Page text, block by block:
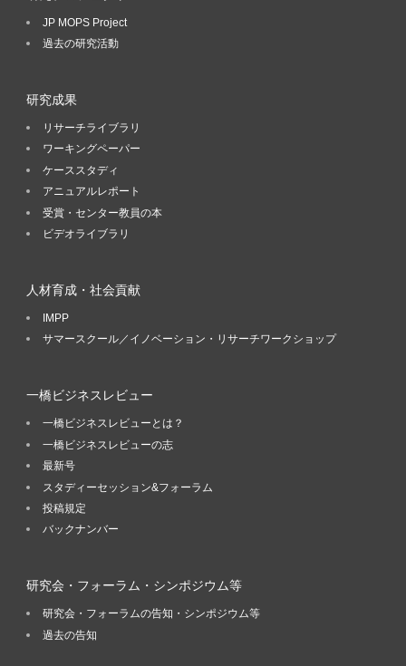
JP MOPS Project
過去の研究活動
研究成果
リサーチライブラリ
ワーキングペーパー
ケーススタディ
アニュアルレポート
受賞・センター教員の本
ビデオライブラリ
人材育成・社会貢献
IMPP
サマースクール／イノベーション・リサーチワークショップ
一橋ビジネスレビュー
一橋ビジネスレビューとは？
一橋ビジネスレビューの志
最新号
スタディーセッション&フォーラム
投稿規定
バックナンバー
研究会・フォーラム・シンポジウム等
研究会・フォーラムの告知・シンポジウム等
過去の告知